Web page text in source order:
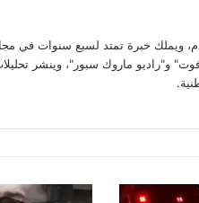
خبرة تمتد لسبع سنوات في مجال
و"راديو ماروك سبور"، وينشر
المغرب: